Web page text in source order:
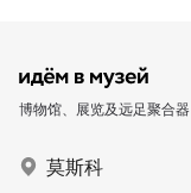
博物馆、展览及远足聚合器
莫斯科